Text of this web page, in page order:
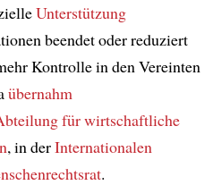
Unterstützung
beendet oder reduziert
Kontrolle in den Vereinten
übernahm
für wirtschaftliche
, in derInternationalen
.